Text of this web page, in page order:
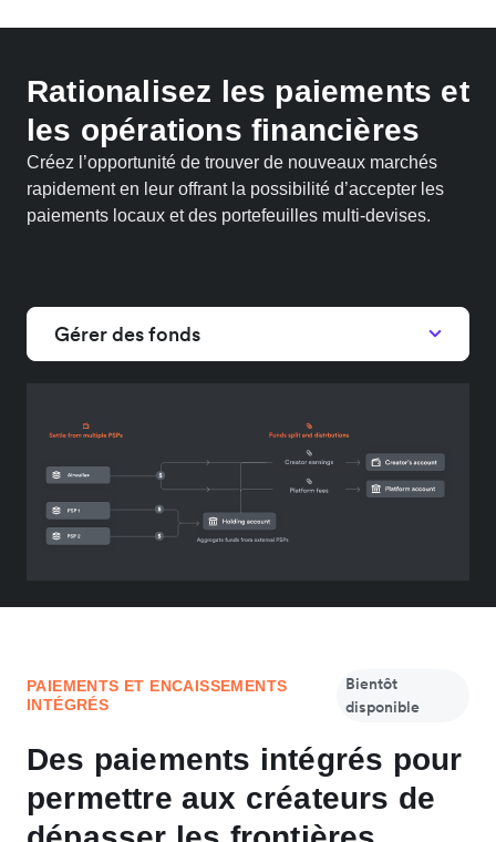
Rationalisez les paiements et
les opérations financières
Créez l’opportunité de trouver de nouveaux marchés
rapidement en leur offrant la possibilité d’accepter les
paiements locaux et des portefeuilles multi-devises.
Gérer des fonds
PAIEMENTS ET ENCAISSEMENTS
INTÉGRÉS
Bientôt
disponible
Des paiements intégrés pour
permettre aux créateurs de